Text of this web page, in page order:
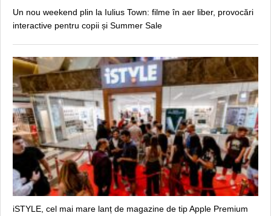
Un nou weekend plin la Iulius Town: filme în aer liber, provocări
interactive pentru copii și Summer Sale
iSTYLE, cel mai mare lanț de magazine de tip Apple Premium